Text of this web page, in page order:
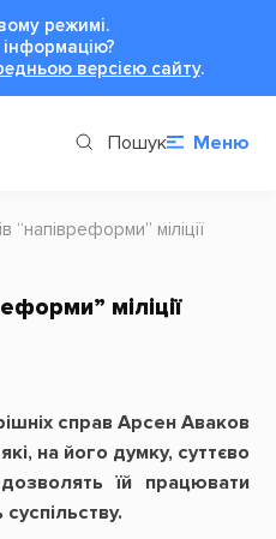
режимі.
версією сайту.
Пошук Меню
“напівреформи” міліції
міліції
справ Арсен Аваков
на його думку, суттєво
їй працювати